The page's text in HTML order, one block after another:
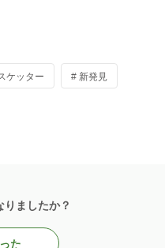
ケッター # 新発見
りましたか？
た